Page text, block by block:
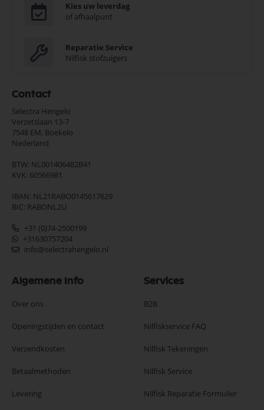
Kies uw leverdag
of afhaalpunt
Reparatie Service
Nilfisk stofzuigers
Contact
Selectra Hengelo
Verzetslaan 13-7
7548 EM, Boekelo
Nederland
BTW: NL001406482B41
KVK: 60566981
IBAN: NL21RABO0145617629
BIC: RABONL2U
+31 (0)74-2500199
+31630757204
info@selectrahengelo.nl
Algemene Info
Over ons
Openingstijden en contact
Verzendkosten
Betaalmethoden
Levering
Services
B2B
Nilfiskservice FAQ
Nilfisk Tekeningen
Nilfisk Service
Nilfisk Reparatie Formulier